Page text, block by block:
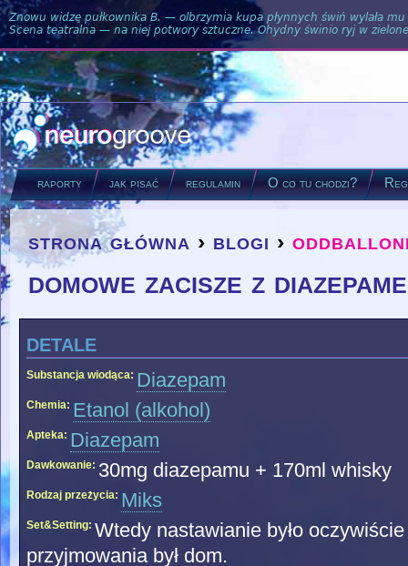
Znowu widzę pułkownika B. — olbrzymia kupa płynnych świń wylała
Scena teatralna — na niej potwory sztuczne. Ohydny świnio ryj w
raporty jak pisać regulamin O co tu chodzi?
you are here
strona główna › blogi ›
domowe zacisze z
detale
Substancja wiodąca: Diazepam
Chemia: Etanol (alkohol)
Apteka: Diazepam
Dawkowanie: 30mg diazepamu + 170ml whisky
Rodzaj przeżycia: Miks
Set&Setting: Wtedy nastawianie było
przyjmowania był dom.